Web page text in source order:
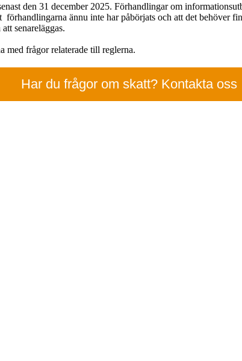
den 31 december 2025. Förhandlingar om
ännu inte har påbörjats och att det
senareläggas.
med frågor relaterade till reglerna.
Har du frågor om skatt? Kontakta oss